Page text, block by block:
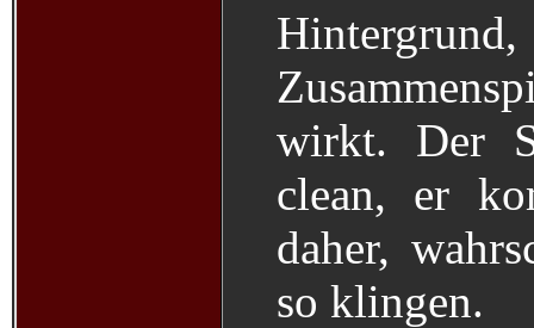
wirkt. Der
clean, er
daher,
so klingen.